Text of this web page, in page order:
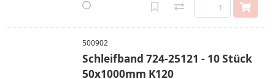
500902
Schleifband 724-25121 - 10 Stück
50x1000mm K120